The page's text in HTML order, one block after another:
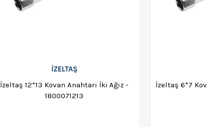
İZELTAŞ
İzeltaş 12*13 Kovan Anahtarı İki Ağız -
1800071213